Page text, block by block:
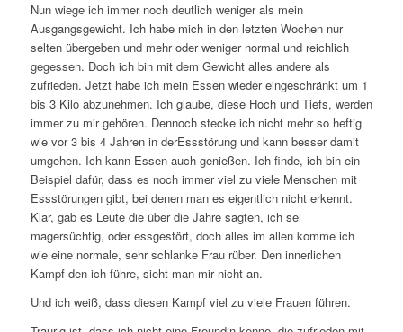
Nun wiege ich immer noch deutlich weniger als mein
Ausgangsgewicht. Ich habe mich in den letzten Wochen nur
selten übergeben und mehr oder weniger normal und reichlich
gegessen. Doch ich bin mit dem Gewicht alles andere als
zufrieden. Jetzt habe ich mein Essen wieder eingeschränkt um 1
bis 3 Kilo abzunehmen. Ich glaube, diese Hoch und Tiefs, werden
immer zu mir gehören. Dennoch stecke ich nicht mehr so heftig
wie vor 3 bis 4 Jahren in derEssstörung und kann besser damit
umgehen. Ich kann Essen auch genießen. Ich finde, ich bin ein
Beispiel dafür, dass es noch immer viel zu viele Menschen mit
Essstörungen gibt, bei denen man es eigentlich nicht erkennt.
Klar, gab es Leute die über die Jahre sagten, ich sei
magersüchtig, oder essgestört, doch alles im allen komme ich
wie eine normale, sehr schlanke Frau rüber. Den innerlichen
Kampf den ich führe, sieht man mir nicht an.
Und ich weiß, dass diesen Kampf viel zu viele Frauen führen.